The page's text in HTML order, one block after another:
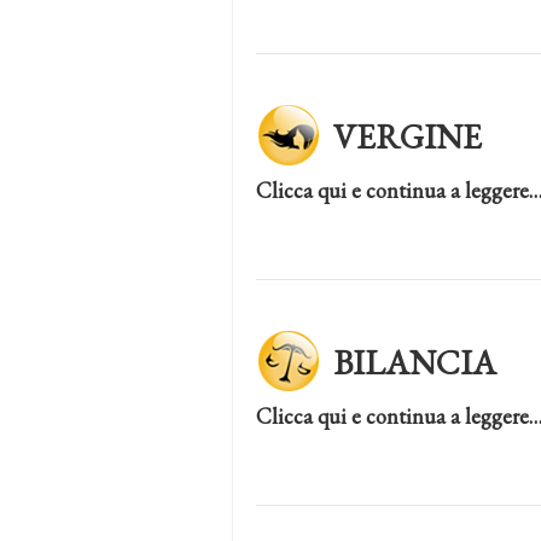
VERGINE
Clicca qui e continua a leggere…
BILANCIA
Clicca qui e continua a leggere…